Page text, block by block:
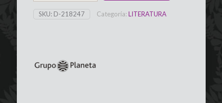
Mario
SKU: D-218247 Categoría: LITERATURA